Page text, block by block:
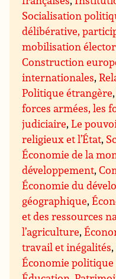
Socialisation
délibérative,
mobilisation
Construction
internationales,
Politique étrangère
forces armées, les
judiciaire,Le
religieux et l’État,
Économie de la
développement,
Économie du
géographique,
et des ressources
l’agriculture,
travail et inégalités,
Économie